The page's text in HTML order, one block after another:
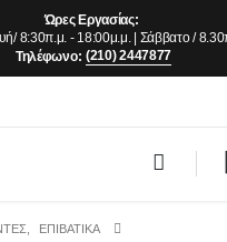
Ώρες Εργασίας:
8:30π.μ. - 18:00μ.μ. | Σάββατο /
Τηλέφωνο: (210) 2447877
ΕΠΙΒΑΤΙΚΑ